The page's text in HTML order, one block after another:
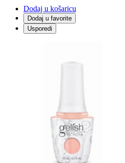
Dodaj u košaricu
Dodaj u favorite
Usporedi